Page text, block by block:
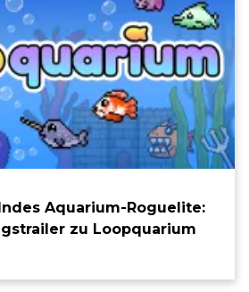
Aquarium-Roguelite:
zu Loopquarium